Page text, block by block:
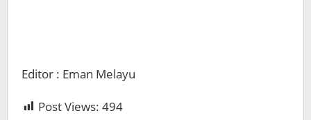
Editor : Eman Melayu
Post Views: 494